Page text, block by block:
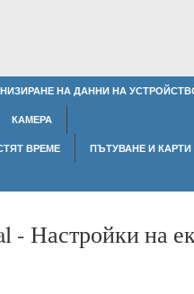
НА ДАННИ НА
КАМЕРА
ВРЕМЕ ПЪТУВАНЕ И КАРТИ
- Настройки на